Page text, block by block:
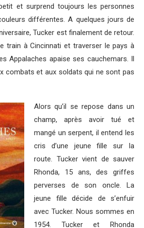
et surprend toujours les personnes
différentes. A quelques jours de
Tucker est finalement de retour.
train à Cincinnati et traverser le pays à
Appalaches apaise ses cauchemars. Il
combats et aux soldats qui ne sont pas
Alors qu’il se repose dans un
champ, après avoir tué et
mangé un serpent, il entend les
cris d’une jeune fille sur la
route. Tucker vient de sauver
Rhonda, 15 ans, des griffes
perverses de son oncle. La
jeune fille décide de s’enfuir
avec Tucker. Nous sommes en
1954. Tucker et Rhonda